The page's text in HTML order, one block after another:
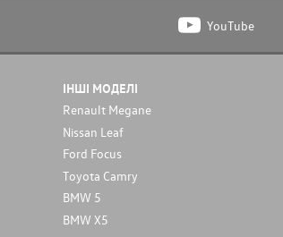
YouTube
ІНШІ МОДЕЛІ
Renault Megane
Nissan Leaf
Ford Focus
Toyota Camry
BMW 5
BMW X5